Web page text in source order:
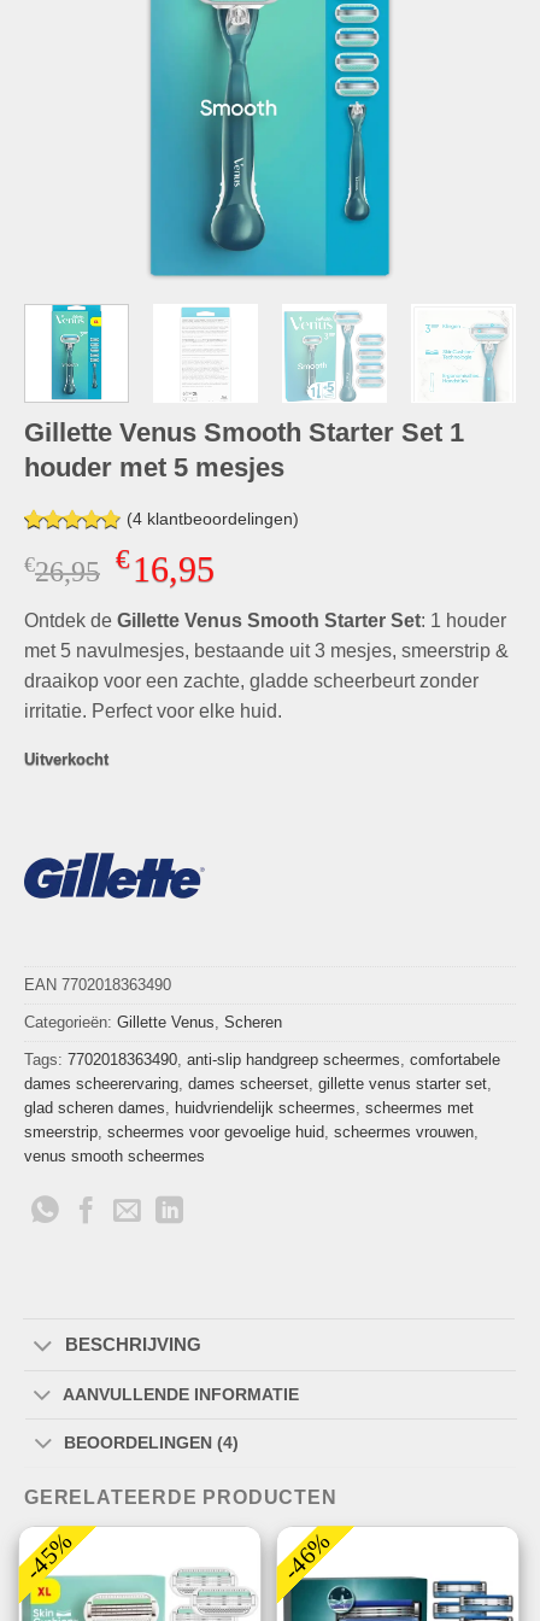
Gillette Venus Smooth Starter Set 1
houder met 5 mesjes
Gewaardeerd
4.75op 5
gebaseerd
waarderingen
(4klantbeoordelingen)
€26,95 Oorspronkelijke
was:
€26,95.
€16,95Huidige
is:
€16,95.
Ontdek de Gillette Venus Smooth Starter Set: 1 houder
met 5 navulmesjes, bestaande uit 3 mesjes, smeerstrip &
draaikop voor een zachte, gladde scheerbeurt zonder
irritatie. Perfect voor elke huid.
Uitverkocht
EAN 7702018363490
Categorieën: Gillette Venus, Scheren
Tags: 7702018363490, anti-slip handgreep scheermes, comfortabele
dames scheerervaring, dames scheerset, gillette venus starter set,
glad scheren dames, huidvriendelijk scheermes, scheermes met
smeerstrip, scheermes voor gevoelige huid, scheermes vrouwen,
venus smooth scheermes
BESCHRIJVING
AANVULLENDE INFORMATIE
BEOORDELINGEN (4)
GERELATEERDE PRODUCTEN
-45% -46%